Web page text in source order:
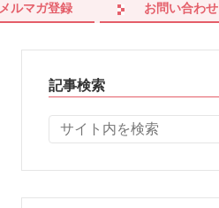
メルマガ登録 お問い合わせ
記事検索